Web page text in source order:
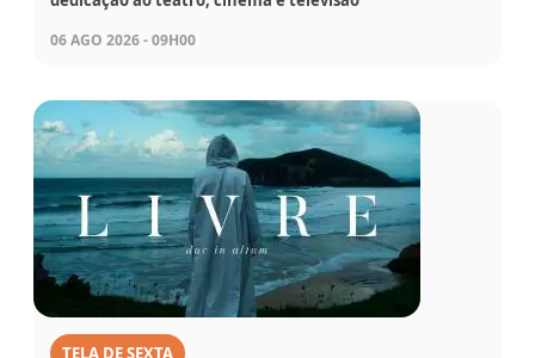
06 AGO 2026 - 09H00
TELA DE SEXTA